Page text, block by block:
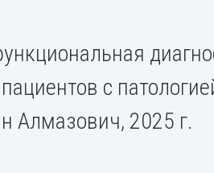
с
Алмазович, 2025 г.